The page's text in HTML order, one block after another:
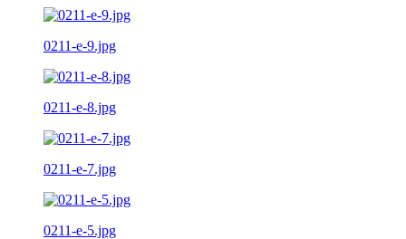
0211-e-9.jpg
0211-e-8.jpg
0211-e-7.jpg
0211-e-5.jpg